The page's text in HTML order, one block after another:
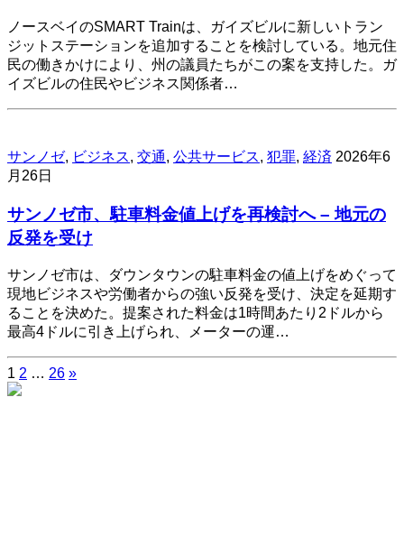
ノースベイのSMART Trainは、ガイズビルに新しいトラン
ジットステーションを追加することを検討している。地元住
民の働きかけにより、州の議員たちがこの案を支持した。ガ
イズビルの住民やビジネス関係者…
サンノゼ, ビジネス, 交通, 公共サービス, 犯罪, 経済 2026年6
月26日
サンノゼ市、駐車料金値上げを再検討へ – 地元の
反発を受け
サンノゼ市は、ダウンタウンの駐車料金の値上げをめぐって
現地ビジネスや労働者からの強い反発を受け、決定を延期す
ることを決めた。提案された料金は1時間あたり2ドルから
最高4ドルに引き上げられ、メーターの運…
投
1 2 … 26 »